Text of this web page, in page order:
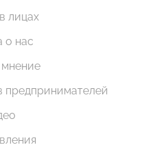
лицах
о нас
предпринимателей